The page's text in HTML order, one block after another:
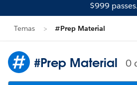
$999 passes.
Temas #Prep Material
#Prep Material 0